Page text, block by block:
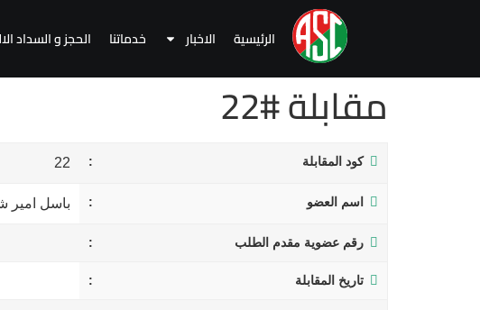
الرئيسية الاخبار خدماتنا الحجز و السداد
مقابلة #22
كود المقابلة 22
اسم العضو باسل امير
رقم عضوية مقدم الطلب
تاريخ المقابلة